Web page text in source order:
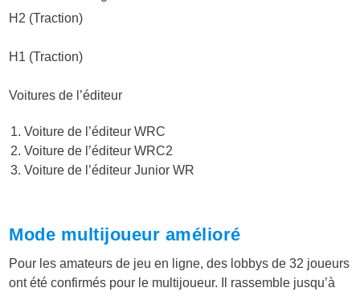
H2 (Traction)
H1 (Traction)
Voitures de l’éditeur
Voiture de l’éditeur WRC
Voiture de l’éditeur WRC2
Voiture de l’éditeur Junior WR
Mode multijoueur amélioré
Pour les amateurs de jeu en ligne, des lobbys de 32 joueurs
ont été confirmés pour le multijoueur. Il rassemble jusqu’à